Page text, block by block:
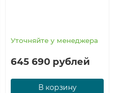
Уточняйте у менеджера
645 690 рублей
В корзину